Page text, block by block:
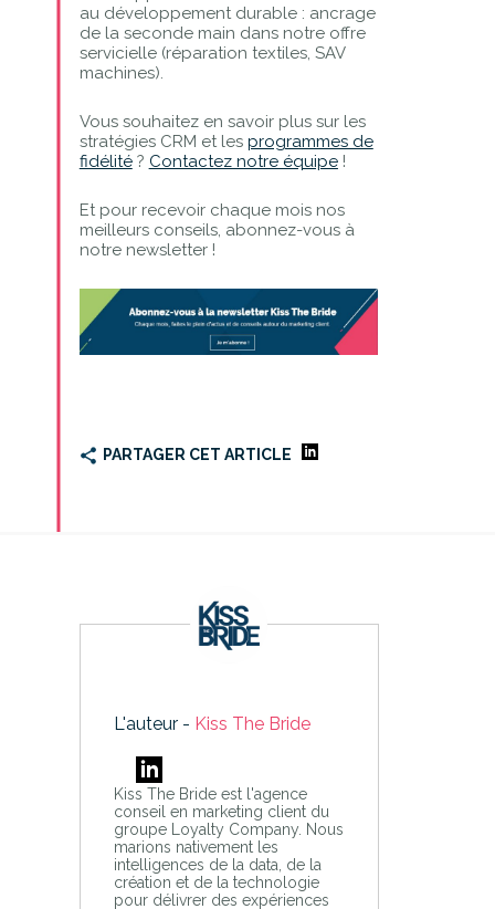
au développement durable : ancrage
de la seconde main dans notre offre
servicielle (réparation textiles, SAV
machines).
Vous souhaitez en savoir plus sur les
stratégies CRM et les programmes de
fidélité? Contactez notre équipe!
Et pour recevoir chaque mois nos
meilleurs conseils, abonnez-vous à
notre newsletter !
PARTAGER CET ARTICLE
L'auteur - Kiss The Bride
Kiss The Bride est l'agence
conseil en marketing client du
groupe Loyalty Company. Nous
marions nativement les
intelligences de la data, de la
création et de la technologie
pour délivrer des expériences